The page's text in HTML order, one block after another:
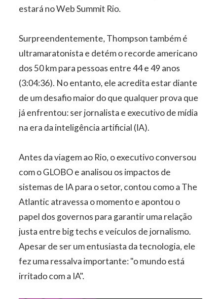
estará no Web Summit Rio.
Surpreendentemente, Thompson também é
ultramaratonista e detém o recorde americano
dos 50 km para pessoas entre 44 e 49 anos
(3:04:36). No entanto, ele acredita estar diante
de um desafio maior do que qualquer prova que
já enfrentou: ser jornalista e executivo de mídia
na era da inteligência artificial (IA).
Antes da viagem ao Rio, o executivo conversou
com o GLOBO e analisou os impactos de
sistemas de IA para o setor, contou como a The
Atlantic atravessa o momento e apontou o
papel dos governos para garantir uma relação
justa entre big techs e veículos de jornalismo.
Apesar de ser um entusiasta da tecnologia, ele
fez uma ressalva importante: "o mundo está
irritado com a IA".